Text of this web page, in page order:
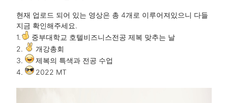
현재 업로드 되어 있는 영상은 총 4개로 이루어져있으니 다들
지금 확인해주세요.
1.
중부대학교 호텔비즈니스전공 제복 맞추는 날
2.
개강총회
3.
제복의 특색과 전공 수업
4.
2022 MT